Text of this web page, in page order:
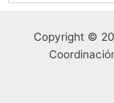
Copyright ©